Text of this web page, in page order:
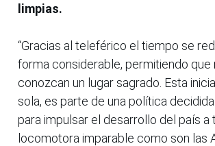
limpias.
“Gracias al teleférico el tiempo se
forma considerable, permitiendo que
conozcan un lugar sagrado. Esta
sola, es parte de una política
para impulsar el desarrollo del país a
locomotora imparable como son las